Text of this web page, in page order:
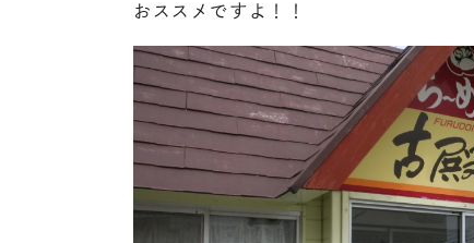
おススメですよ！！